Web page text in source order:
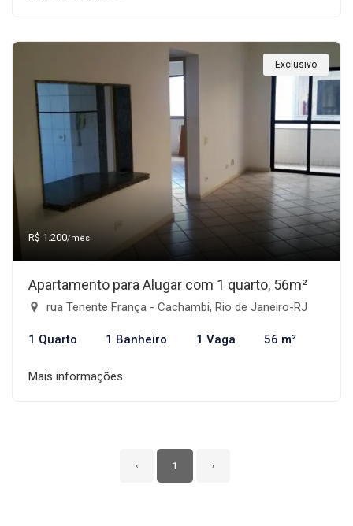
Exclusivo
R$ 1.200/mês
Apartamento para Alugar com 1 quarto, 56m²
rua Tenente França - Cachambi, Rio de Janeiro-RJ
1 Quarto 1 Banheiro 1 Vaga 56 m²
Mais informações
‹ 1 ›